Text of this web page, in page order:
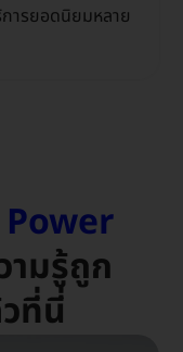
ารยอดนิยมหลาย
Power
ามรู้ถูก
ที่นี่